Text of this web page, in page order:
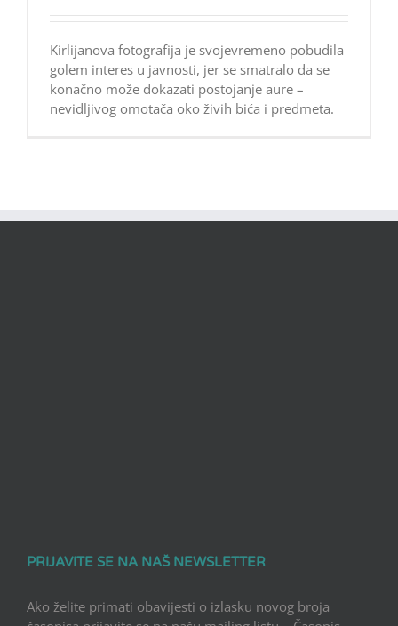
Kirlijanova fotografija je svojevremeno pobudila
golem interes u javnosti, jer se smatralo da se
konačno može dokazati postojanje aure –
nevidljivog omotača oko živih bića i predmeta.
PRIJAVITE SE NA NAŠ NEWSLETTER
Ako želite primati obavijesti o izlasku novog broja